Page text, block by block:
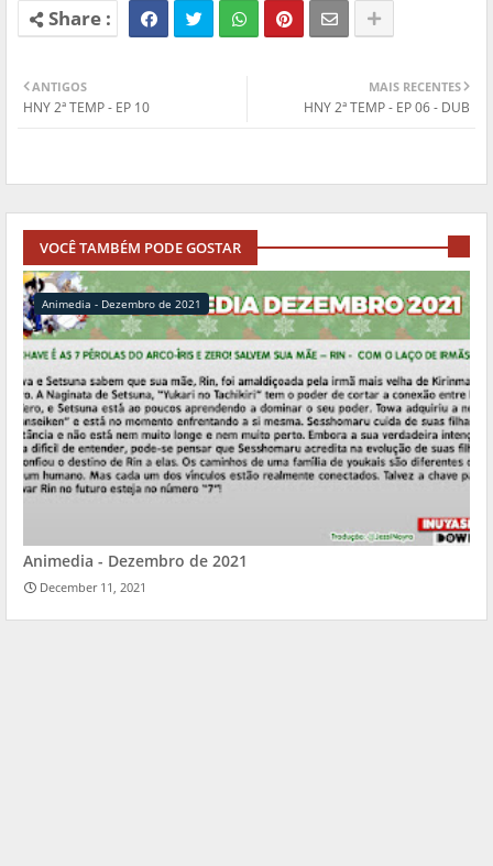
MAIS RECENTES
HNY 2ª TEMP - EP 06 - DUB
ANTIGOS
HNY 2ª TEMP - EP 10
VOCÊ TAMBÉM PODE GOSTAR
Animedia - Dezembro de 2021
Animedia - Dezembro de 2021
December 11, 2021